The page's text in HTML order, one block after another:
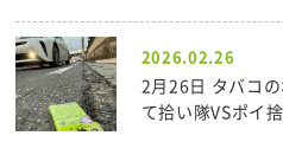
2026.02.26
2月26日 タバコ
て拾い隊VSポイ